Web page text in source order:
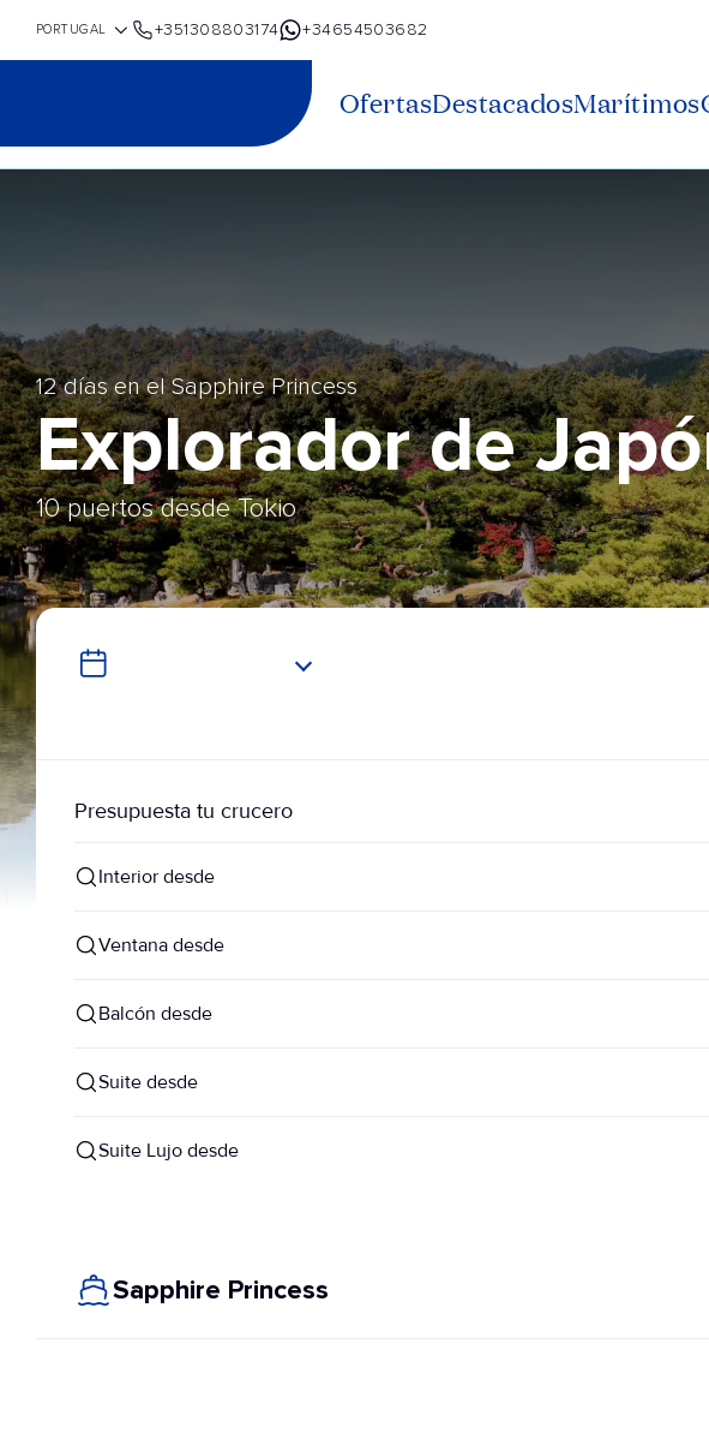
+351308803174 +34654503682
OfertasDestacadosMarítimos
12 días en el Sapphire Princess
Explorador de
10 puertos desde Tokio
Presupuesta tu crucero
Interior desde
Ventana desde
Balcón desde
Suite desde
Suite Lujo desde
Sapphire Princess